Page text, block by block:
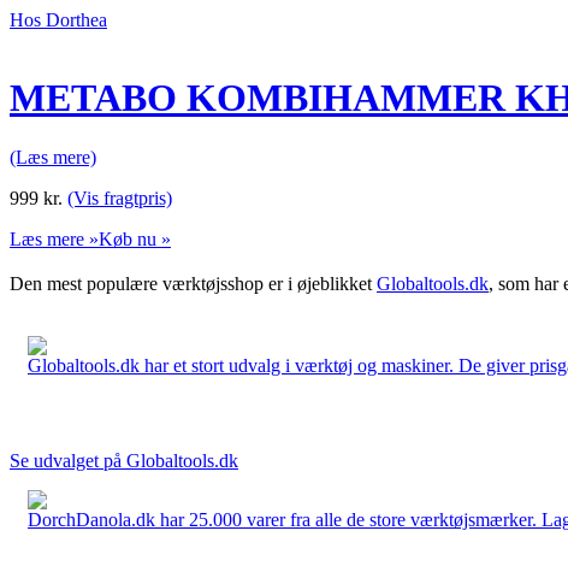
Hos Dorthea
METABO KOMBIHAMMER
(Læs mere)
999 kr. (Vis fragtpris)
Læs mere »Køb nu »
Den mest populære værktøjsshop er i øjeblikket Globaltools.dk, som har
Globaltools.dk har et stort udvalg i værktøj og maskiner. De giver
Se udvalget på Globaltools.dk
DorchDanola.dk har 25.000 varer fra alle de store værktøjsmærker.